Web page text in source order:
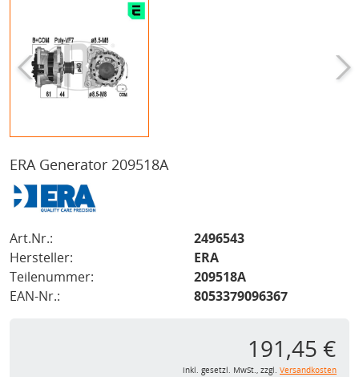
ERA Generator 209518A
Art.Nr.:
2496543
Hersteller:
ERA
Teilenummer:
209518A
EAN-Nr.:
8053379096367
191,45 €
inkl. gesetzl. MwSt., zzgl. Versandkosten